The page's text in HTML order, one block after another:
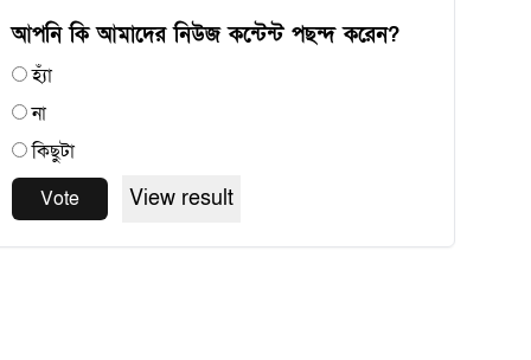
আপনি কি আমাদের নিউজ কন্টেন্ট পছন্দ করেন?
হ্যাঁ
না
কিছুটা
Vote
View result